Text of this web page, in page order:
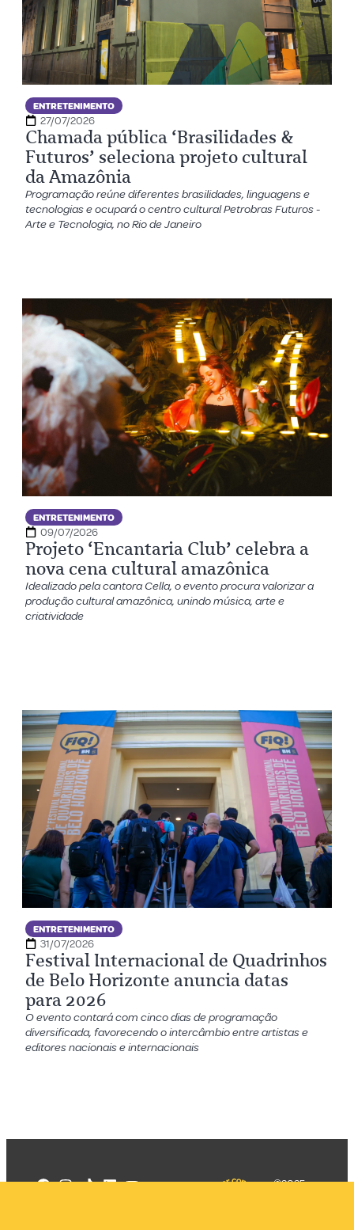
ENTRETENIMENTO
27/07/2026
Chamada pública ‘Brasilidades &
Futuros’ seleciona projeto cultural
da Amazônia
Programação reúne diferentes brasilidades, linguagens e
tecnologias e ocupará o centro cultural Petrobras Futuros -
Arte e Tecnologia, no Rio de Janeiro
ENTRETENIMENTO
09/07/2026
Projeto ‘Encantaria Club’ celebra a
nova cena cultural amazônica
Idealizado pela cantora Cella, o evento procura valorizar a
produção cultural amazônica, unindo música, arte e
criatividade
ENTRETENIMENTO
31/07/2026
Festival Internacional de Quadrinhos
de Belo Horizonte anuncia datas
para 2026
O evento contará com cinco dias de programação
diversificada, favorecendo o intercâmbio entre artistas e
editores nacionais e internacionais
©2025